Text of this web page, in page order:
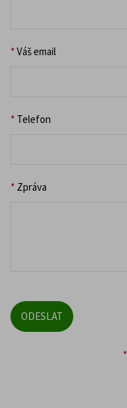
*Váš email
* Telefon
* Zpráva
*